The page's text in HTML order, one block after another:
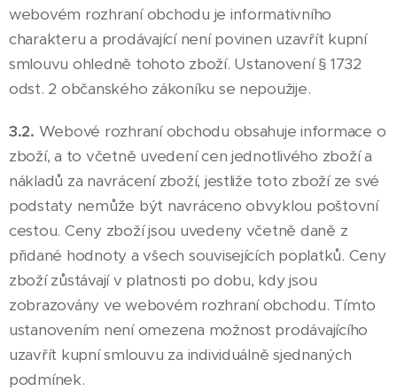
webovém rozhraní obchodu je informativního
charakteru a prodávající není povinen uzavřít kupní
smlouvu ohledně tohoto zboží. Ustanovení § 1732
odst. 2 občanského zákoníku se nepoužije.
3.2. Webové rozhraní obchodu obsahuje informace o
zboží, a to včetně uvedení cen jednotlivého zboží a
nákladů za navrácení zboží, jestliže toto zboží ze své
podstaty nemůže být navráceno obvyklou poštovní
cestou. Ceny zboží jsou uvedeny včetně daně z
přidané hodnoty a všech souvisejících poplatků. Ceny
zboží zůstávají v platnosti po dobu, kdy jsou
zobrazovány ve webovém rozhraní obchodu. Tímto
ustanovením není omezena možnost prodávajícího
uzavřít kupní smlouvu za individuálně sjednaných
podmínek.